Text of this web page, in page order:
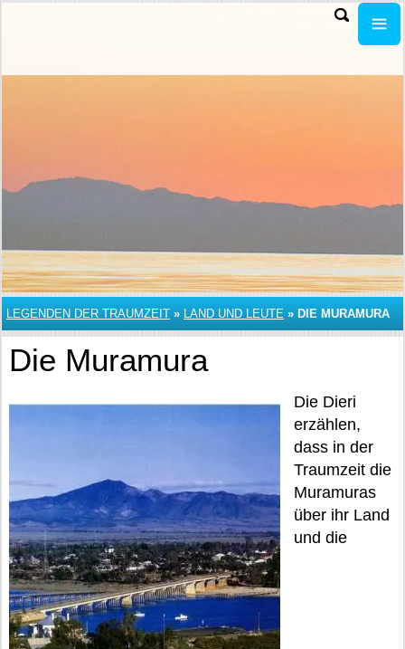
LEGENDEN DER TRAUMZEIT » LAND UND LEUTE » DIE MURAMURA
Die Muramura
Die Dieri
erzählen,
dass in der
Traumzeit die
Muramuras
über ihr Land
und die